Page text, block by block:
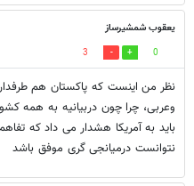
یعقوب شمشیرساز
0
3
نظر من اینست که پاکستان هم
وعربی، چرا چون دربیانیه به همه
باید به آمریکا هشدار می داد که
نتوانست درمیانجی گری موفق باشد